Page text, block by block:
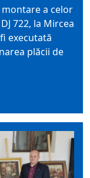
a celor
722, la Mircea
executată
plăcii de